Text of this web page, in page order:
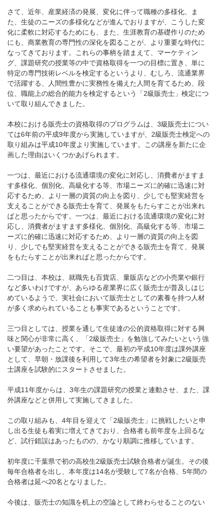
さて、近年、産業経済の発展、変化に伴って職種の多様化、ま
た、生徒のニーズの多様化などが進んでおりますが、こうした変
化に柔軟に対応するためにも、また、生涯教育の基礎作りのため
にも、商業教育の専門性の深化を図ることが、より重要な時代に
なってきております。これらの事柄を踏まえて、マーケティン
グ、課題研究の授業等の中で資格取得を一つの目標に置き、単に
特定の専門技術レベルを検定するというより、むしろ、流通業界
で活躍する、人間性豊かに実務性を備えた人間を育てるため、段
位、職能上の総合的能力を検定するという「2級販売士」検定につ
いて取り組んできました。
本校における販売士の資格取得のプログラムは、3級販売士につい
ては6年前の平成9年度から実施していますが、2級販売士検定への
取り組みは平成10年度より実施しています。この講座を新たに企
画した理由はいくつかあげられます。
一つは、最近における流通環境の変化に対応し、消費者がますま
す多様化、個別化、高級化する等、市場ニーズに的確に迅速に対
応するため、より一層の資質の向上を図り、少しでも堅実経営を
支えることができる販売士を育て、発展をもたらすことが出来れ
ばと思ったからです。一つは、最近における流通環境の変化に対
応し、消費者がますます多様化、個別化、高級化する等、市場ニ
ーズに的確に迅速に対応するため、より一層の資質の向上を図
り、少しでも堅実経営を支えることができる販売士を育て、発展
をもたらすことが出来ればと思ったからです。
二つ目は、本校は、就職先も百貨店、量販店などの小売業や銀行
など多いわけですが、あらゆる産業界に広く販売士が普及しはじ
めているようで、実社会において販売士としての素養を持つ人材
が多く求められていることも事実であるということです。
三つ目としては、授業を通して生徒達の公的資格取得に対する興
味と関心が非常に高く、「2級販売士」を勉強してみたいという強
い要望があったことです。そこで、最初の平成10年度は課外講座
として、早朝・放課後を利用して3年生の希望者を対象に2級販売
士講座を試験的にスタートさせました。
平成11年度からは、3年生の課題研究の授業と連動させ、また、課
外講座などと併用して実施してきました。
この取り組みも、4年目を迎えて「2級販売士」に挑戦したいと申
し出る生徒も着実に増えてきており、合格者も前年度を上回るな
ど、試行錯誤はあったものの、かなり順調に推移しています。
初年度に千葉県で初の高校生2級販売士試験合格者が誕生。その後
毎年合格者を出し、本年度は14名が受験して7名が合格、5年間の
合格者は延べ20名となりました。
今後は、販売士の知識を机上の空論として終わらせることのない